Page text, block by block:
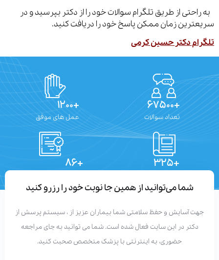
از طریق تلگرام سوالات خود را از دکتر بپرسید و در
زمان ممکن پاسخ خود را دریافت کنید.
دکتر حسین کرمی
تعداد سوالات عمل های موفق
شما می‌توانید از همین جا نوبت خود را رزرو کنید
آسایش و حفظ سلامتی شما بیماران عزیز از ، سیستم پرسش از
دکتر در این سایت فعال شده است. شما می توانید به جای مراجعه
حضوری، به اینترنتی با پزشک متخصص صحبت کنید.